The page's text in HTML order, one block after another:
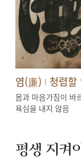
염(廉) | 청렴할
몸과 마음가짐이 바
욕심을 내지 않음
평생 지켜